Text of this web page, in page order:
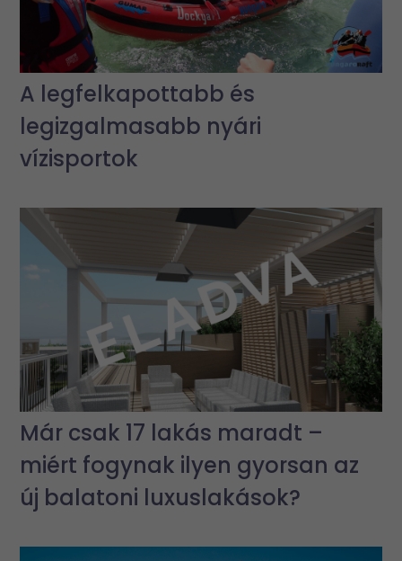
A legfelkapottabb és
legizgalmasabb nyári
vízisportok
Már csak 17 lakás maradt –
miért fogynak ilyen gyorsan az
új balatoni luxuslakások?